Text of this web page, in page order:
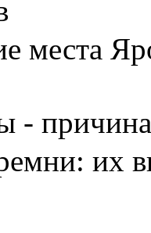
места
-
их